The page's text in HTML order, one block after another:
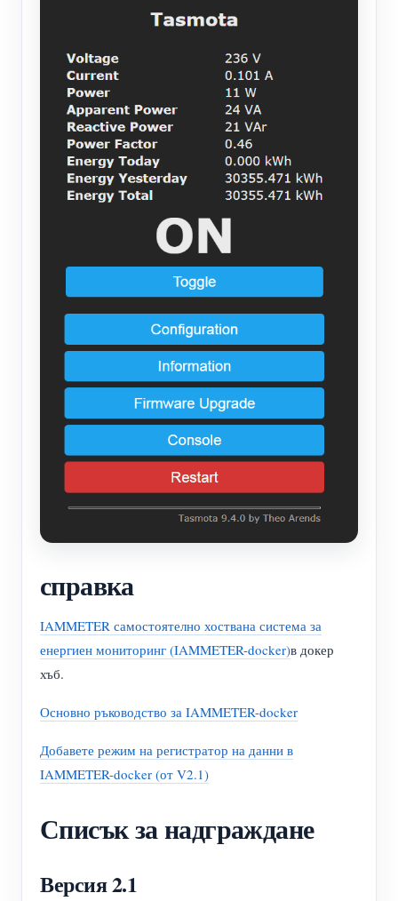
справка
IAMMETER самостоятелно хоствана система за
енергиен мониторинг (IAMMETER-docker)в докер
хъб.
Основно ръководство за IAMMETER-docker
Добавете режим на регистратор на данни в
IAMMETER-docker (от V2.1)
Списък за надграждане
Версия 2.1